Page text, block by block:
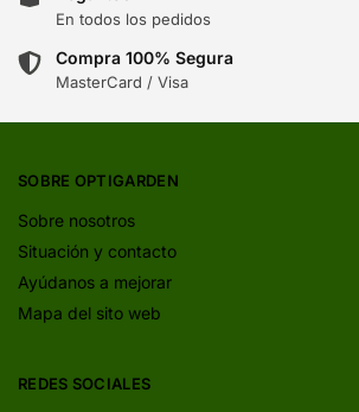
En todos los pedidos
Compra 100% Segura
MasterCard / Visa
SOBRE OPTIGARDEN
Sobre nosotros
Situación y contacto
Ayúdanos a mejorar
Mapa del sito web
REDES SOCIALES